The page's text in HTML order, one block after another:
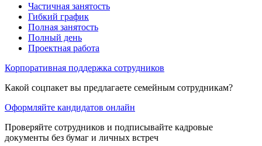
Частичная занятость
Гибкий график
Полная занятость
Полный день
Проектная работа
Корпоративная поддержка сотрудников
Какой соцпакет вы предлагаете семейным сотрудникам?
Оформляйте кандидатов онлайн
Проверяйте сотрудников и подписывайте кадровые
документы без бумаг и личных встреч